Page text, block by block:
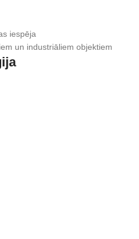
iespēja
un industriāliem objektiem